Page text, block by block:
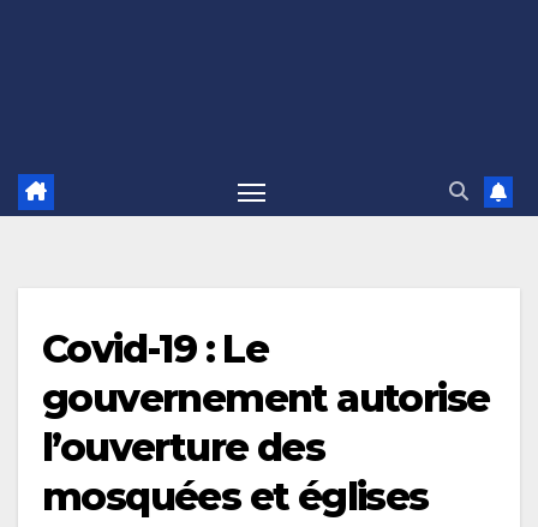
Covid-19 : Le
gouvernement autorise
l’ouverture des
mosquées et églises